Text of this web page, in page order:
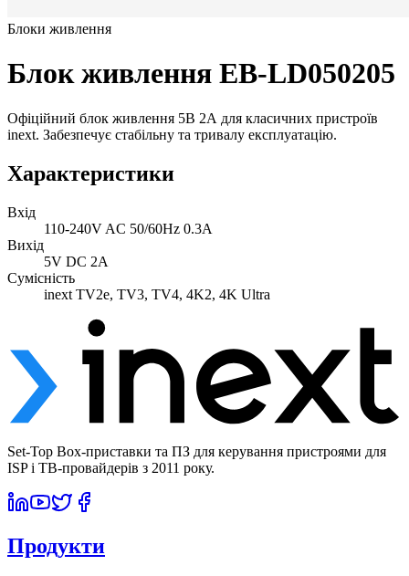
Блоки живлення
Блок живлення EB-LD050205
Офіційний блок живлення 5В 2А для класичних пристроїв
inext. Забезпечує стабільну та тривалу експлуатацію.
Характеристики
Вхід
110-240V AC 50/60Hz 0.3A
Вихід
5V DC 2A
Сумісність
inext TV2e, TV3, TV4, 4K2, 4K Ultra
Set-Top Box-приставки та ПЗ для керування пристроями для
ISP і ТВ-провайдерів з 2011 року.
Продукти